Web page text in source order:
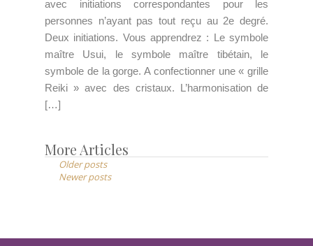
avec initiations correspondantes pour les
personnes n’ayant pas tout reçu au 2e degré.
Deux initiations. Vous apprendrez : Le symbole
maître Usui, le symbole maître tibétain, le
symbole de la gorge. A confectionner une « grille
Reiki » avec des cristaux. L’harmonisation de
[…]
Posts
navigation
More Articles
Older posts
Newer posts